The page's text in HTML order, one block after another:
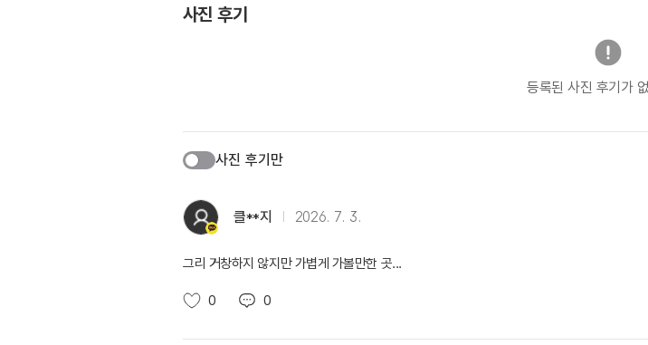
사진 후기
등록된 사진 후기가
사진 후기만
클**지 2026. 7. 3.
그리 거창하지 않지만 가볍게 가볼만한 곳...
0 0